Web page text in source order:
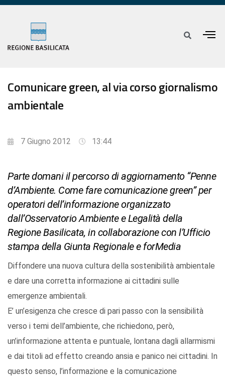
Comunicare green, al via corso giornalismo
ambientale
7 Giugno 2012 13:44
Parte domani il percorso di aggiornamento “Penne
d’Ambiente. Come fare comunicazione green” per
operatori dell’informazione organizzato
dall’Osservatorio Ambiente e Legalità della
Regione Basilicata, in collaborazione con l’Ufficio
stampa della Giunta Regionale e forMedia
Diffondere una nuova cultura della sostenibilità ambientale
e dare una corretta informazione ai cittadini sulle
emergenze ambientali.
E’ un’esigenza che cresce di pari passo con la sensibilità
verso i temi dell’ambiente, che richiedono, però,
un’informazione attenta e puntuale, lontana dagli allarmismi
e dai titoli ad effetto creando ansia e panico nei cittadini. In
questo senso, l’informazione e la comunicazione